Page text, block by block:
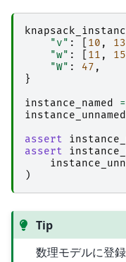
"v" : 10 , 13
"w" : 11 , 15
"W" : 47 ,
}
instance_named
=
instance_unnamed
assert
assert
)
Tip
数理モデルに登